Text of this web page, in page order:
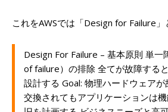
これをAWSでは「Design for Failure」
Design For Failure – 基本原則 単
of failure）の排除 全てが故障する
設計する Goal: 物理ハードウェア
交換されてもアプリケーションは